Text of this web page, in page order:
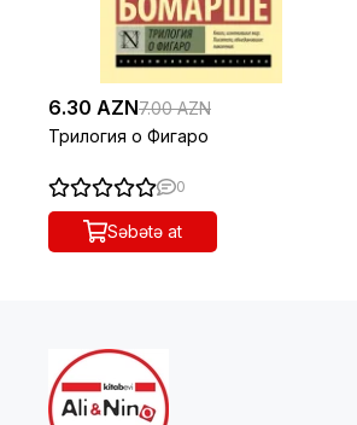
6.30 AZN7.00 AZN
Трилогия о Фигаро
0
Səbətə at